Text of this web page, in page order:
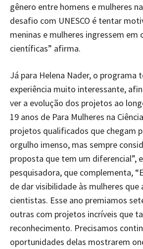
gênero entre homens e mulheres
desafio com UNESCO é tentar
meninas e mulheres ingressem em
científicas” afirma.
Já para Helena Nader, o programa
experiência muito interessante,
ver a evolução dos projetos ao
19 anos de Para Mulheres na
projetos qualificados que chegam
orgulho imenso, mas sempre
proposta que tem um diferencial”,
pesquisadora, que complementa,
de dar visibilidade às mulheres
cientistas. Esse ano premiamos
outras com projetos incríveis que
reconhecimento. Precisamos
oportunidades delas mostrarem